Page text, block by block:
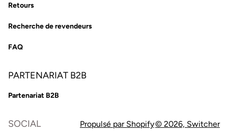
Retours
Recherche de revendeurs
FAQ
PARTENARIAT B2B
Partenariat B2B
SOCIAL Propulsé par Shopify© 2026, Switcher